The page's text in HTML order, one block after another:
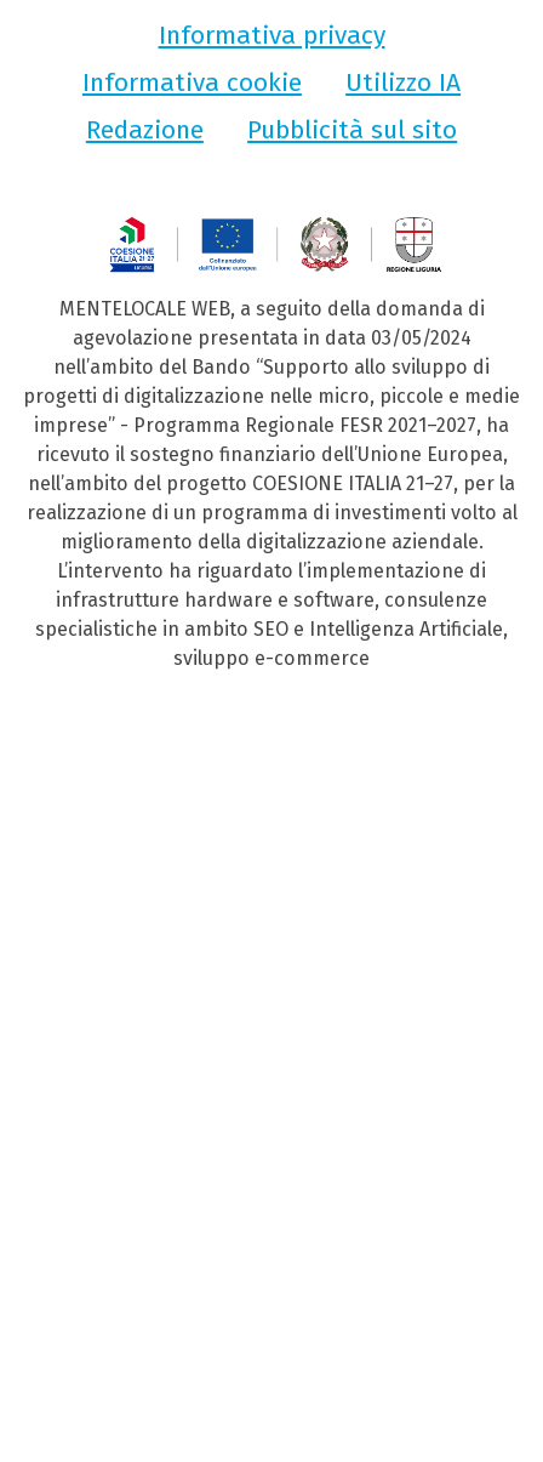
Informativa privacy
Informativa cookie
Utilizzo IA
Redazione
Pubblicità sul sito
MENTELOCALE WEB, a seguito della domanda di
agevolazione presentata in data 03/05/2024
nell’ambito del Bando “Supporto allo sviluppo di
progetti di digitalizzazione nelle micro, piccole e medie
imprese” - Programma Regionale FESR 2021–2027, ha
ricevuto il sostegno finanziario dell’Unione Europea,
nell’ambito del progetto COESIONE ITALIA 21–27, per la
realizzazione di un programma di investimenti volto al
miglioramento della digitalizzazione aziendale.
L’intervento ha riguardato l’implementazione di
infrastrutture hardware e software, consulenze
specialistiche in ambito SEO e Intelligenza Artificiale,
sviluppo e-commerce